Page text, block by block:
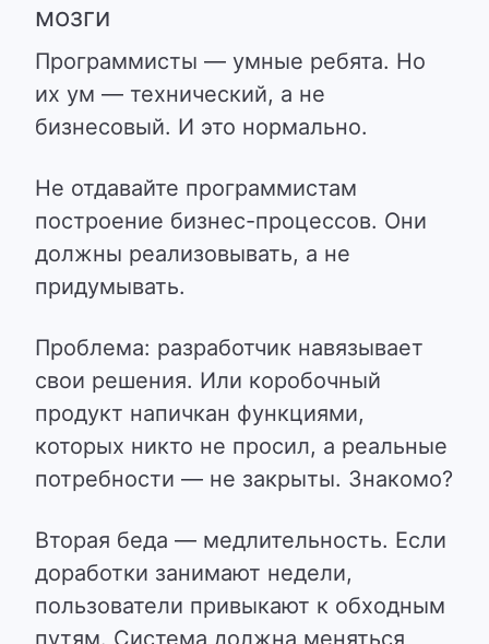
мозги
Программисты — умные ребята. Но
их ум — технический, а не
бизнесовый. И это нормально.
Не отдавайте программистам
построение бизнес-процессов. Они
должны реализовывать, а не
придумывать.
Проблема: разработчик навязывает
свои решения. Или коробочный
продукт напичкан функциями,
которых никто не просил, а реальные
потребности — не закрыты. Знакомо?
Вторая беда — медлительность. Если
доработки занимают недели,
пользователи привыкают к обходным
путям. Система должна меняться